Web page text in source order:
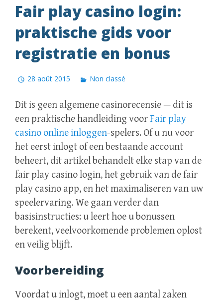
Fair play casino login:
praktische gids voor
registratie en bonus
28 août 2015 Non classé
Dit is geen algemene casinorecensie — dit is
een praktische handleiding voorFair play
casino online inloggen-spelers. Of u nu voor
het eerst inlogt of een bestaande account
beheert, dit artikel behandelt elke stap van de
fair play casino login, het gebruik van de fair
play casino app, en het maximaliseren van uw
speelervaring. We gaan verder dan
basisinstructies: u leert hoe u bonussen
berekent, veelvoorkomende problemen oplost
en veilig blijft.
Voorbereiding
Voordat u inlogt, moet u een aantal zaken